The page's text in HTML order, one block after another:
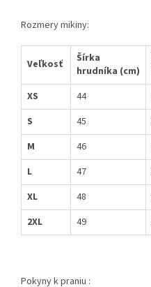
Rozmery mikiny:
Veľkosť
Šírka
hrudníka (cm)
XS
44
S
45
M
46
L
47
XL
48
2XL
49
Pokyny k praniu :